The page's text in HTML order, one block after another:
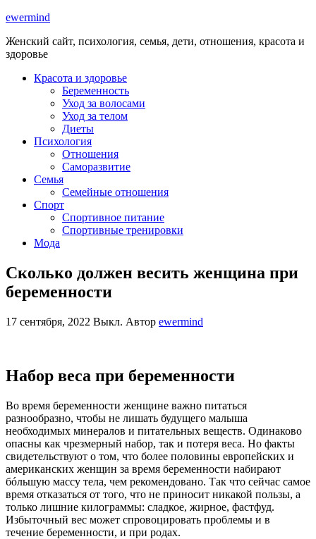
ewermind
Женский сайт, психология, семья, дети, отношения, красота и
здоровье
Красота и здоровье
Беременность
Уход за волосами
Уход за телом
Диеты
Психология
Отношения
Саморазвитие
Семья
Семейные отношения
Спорт
Спортивное питание
Спортивные тренировки
Мода
Сколько должен весить женщина при
беременности
17 сентября, 2022 Выкл. Автор ewermind
Набор веса при беременности
Во время беременности женщине важно питаться
разнообразно, чтобы не лишать будущего малыша
необходимых минералов и питательных веществ. Одинаково
опасны как чрезмерный набор, так и потеря веса. Но факты
свидетельствуют о том, что более половины европейских и
американских женщин за время беременности набирают
бóльшую массу тела, чем рекомендовано. Так что сейчас самое
время отказаться от того, что не приносит никакой пользы, а
только лишние килограммы: сладкое, жирное, фастфуд.
Избыточный вес может спровоцировать проблемы и в
течение беременности, и при родах.